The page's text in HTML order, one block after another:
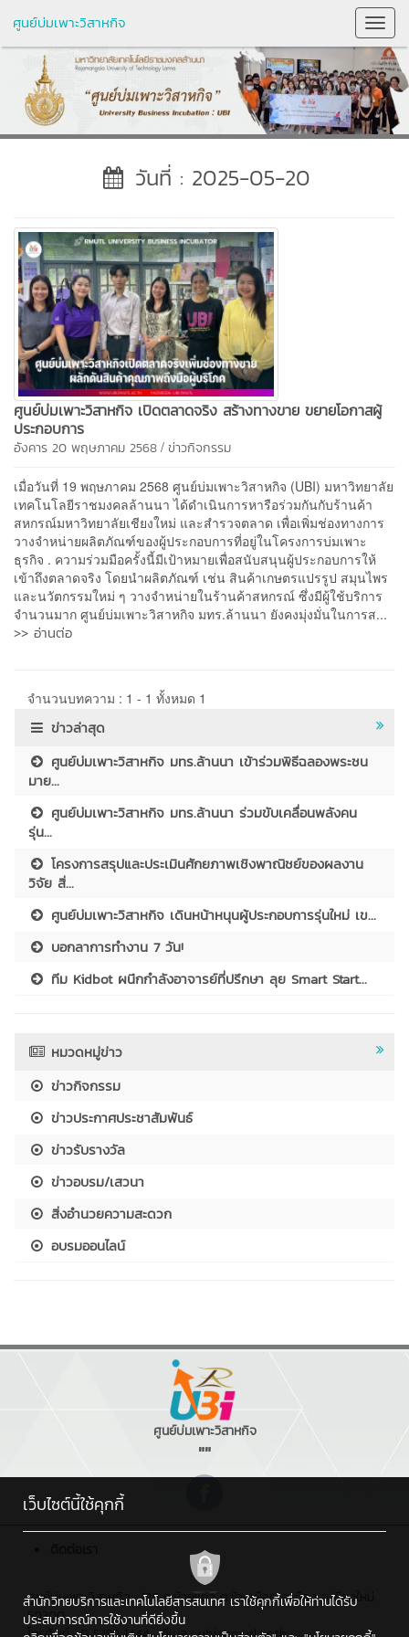
ศูนย์บ่มเพาะวิสาหกิจ
วันที่ : 2025-05-20
ศูนย์บ่มเพาะวิสาหกิจ เปิดตลาดจริง สร้างทางขาย ขยายโอกาสผู้
ประกอบการ
อังคาร 20 พฤษภาคม 2568 / ข่าวกิจกรรม
เมื่อวันที่ 19 พฤษภาคม 2568 ศูนย์บ่มเพาะวิสาหกิจ (UBI) มหาวิทยาลัย
เทคโนโลยีราชมงคลล้านนา ได้ดำเนินการหารือร่วมกันกับร้านค้า
สหกรณ์มหาวิทยาลัยเชียงใหม่ และสำรวจตลาด เพื่อเพิ่มช่องทางการ
วางจำหน่ายผลิตภัณฑ์ของผู้ประกอบการที่อยู่ในโครงการบ่มเพาะ
ธุรกิจ . ความร่วมมือครั้งนี้มีเป้าหมายเพื่อสนับสนุนผู้ประกอบการให้
เข้าถึงตลาดจริง โดยนำผลิตภัณฑ์ เช่น สินค้าเกษตรแปรรูป สมุนไพร
และนวัตกรรมใหม่ ๆ วางจำหน่ายในร้านค้าสหกรณ์ ซึ่งมีผู้ใช้บริการ
จำนวนมาก ศูนย์บ่มเพาะวิสาหกิจ มทร.ล้านนา ยังคงมุ่งมั่นในการส...
>> อ่านต่อ
จำนวนบทความ : 1 - 1 ทั้งหมด 1
ข่าวล่าสุด
ศูนย์บ่มเพาะวิสาหกิจ มทร.ล้านนา เข้าร่วมพิธีฉลองพระชน
มาย...
ศูนย์บ่มเพาะวิสาหกิจ มทร.ล้านนา ร่วมขับเคลื่อนพลังคน
รุ่น...
โครงการสรุปและประเมินศักยภาพเชิงพาณิชย์ของผลงาน
วิจัย สิ่...
ศูนย์บ่มเพาะวิสาหกิจ เดินหน้าหนุนผู้ประกอบการรุ่นใหม่ เข...
บอกลาการทำงาน 7 วัน!
ทีม Kidbot ผนึกกำลังอาจารย์ที่ปรึกษา ลุย Smart Start...
หมวดหมู่ข่าว
ข่าวกิจกรรม
ข่าวประกาศประชาสัมพันธ์
ข่าวรับรางวัล
ข่าวอบรม/เสวนา
สิ่งอำนวยความสะดวก
อบรมออนไลน์
ศูนย์บ่มเพาะวิสาหกิจ
""
ศูนย์บ่มเพาะวิสาหกิจ : 128 ถ.ห้วยแก้ว ต.ช้างเผือก อ.เมือง จ.เชียงใหม่
50300
เว็บไซต์นี้ใช้คุกกี้
สำนักวิทยบริการและเทคโนโลยีสารสนเทศ เราใช้คุกกี้เพื่อให้ท่านได้รับ
ประสบการณ์การใช้งานที่ดียิ่งขึ้น